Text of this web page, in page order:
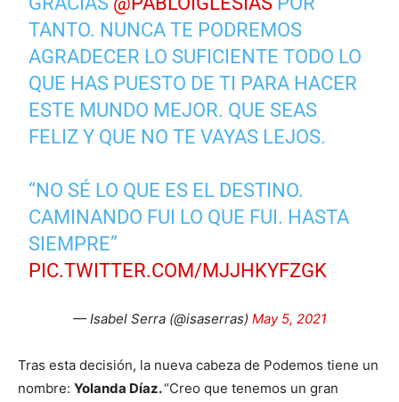
TANTO. NUNCA TE PODREMOS
AGRADECER LO SUFICIENTE TODO LO
QUE HAS PUESTO DE TI PARA HACER
ESTE MUNDO MEJOR. QUE SEAS
FELIZ Y QUE NO TE VAYAS LEJOS.
“NO SÉ LO QUE ES EL DESTINO.
CAMINANDO FUI LO QUE FUI. HASTA
SIEMPRE”
PIC.TWITTER.COM/MJJHKYFZGK
— Isabel Serra (@isaserras) May 5, 2021
Tras esta decisión, la nueva cabeza de Podemos tiene un
nombre: Yolanda Díaz.“Creo que tenemos un gran